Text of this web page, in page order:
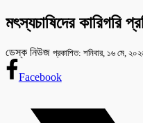
মৎস্যচাষিদের কারিগরি
ডেস্ক নিউজ প্রকাশিত: শনিবার, ১৬ মে,
Facebook